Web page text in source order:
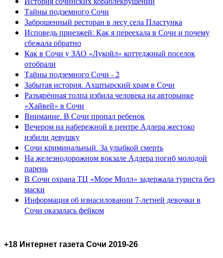
Тайны подземного Сочи
Заброшенный ресторан в лесу села Пластунка
Исповедь приезжей: Как я переехала в Сочи и почему
сбежала обратно
Как в Сочи у ЗАО «Лукойл» коттеджный поселок
отобрали
Тайны подземного Сочи - 2
Забытая история. Ахштырский храм в Сочи
Разъярённая толпа избила человека на авторынке
«Хайвей» в Сочи
Внимание. В Сочи пропал ребенок
Вечером на набережной в центре Адлера жестоко
избили девушку
Сочи криминальный. За улыбкой смерть
На железнодорожном вокзале Адлера погиб молодой
парень
В Сочи охрана ТЦ «Море Молл» задержала туриста без
маски
Информация об изнасиловании 7-летней девочки в
Сочи оказалась фейком
+18 Интернет газета Сочи 2019-26